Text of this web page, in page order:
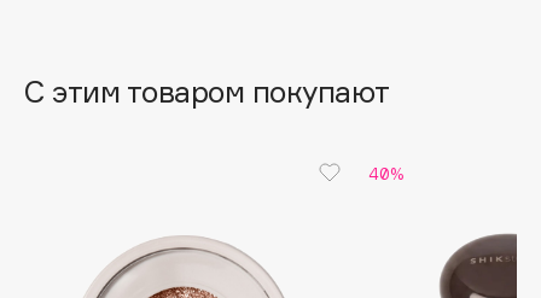
Biodance
С этим товаром покупают
40%